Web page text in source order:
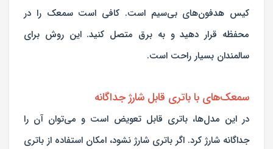
کیس هدفون‌های بی‌سیم است. کافی است سمعک را در
محفظه قرار دهید و به برق متصل کنید. این روش برای
سالمندان بسیار راحت است.
سمعک‌های با باتری قابل شارژ جداگانه
در این مدل‌ها، باتری قابل تعویض است و می‌توان آن را
جداگانه شارژ کرد. اگر باتری شارژ نشود، امکان استفاده از باتری